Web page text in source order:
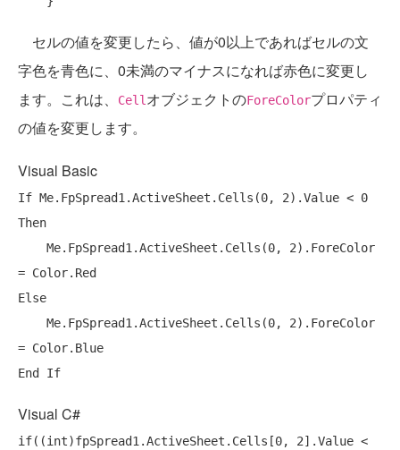
セルの値を変更したら、値が0以上であればセルの文
字色を青色に、0未満のマイナスになれば赤色に変更し
ます。これは、
CellオブジェクトのForeColorプロパティ
の値を変更します。
Visual Basic
If Me
Then
Me.FpSpread1.ActiveSheet.Cells(0, 2).ForeColor
Else
Me.FpSpread1.ActiveSheet.Cells(0, 2).ForeColor
End
If
Visual C#
if((int)fpSpread1.ActiveSheet.Cells[0, 2].Value <